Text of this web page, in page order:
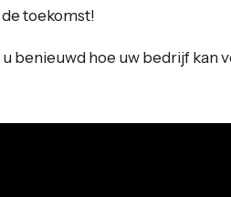
toekomst!
u benieuwd hoe uw bedrijf kan